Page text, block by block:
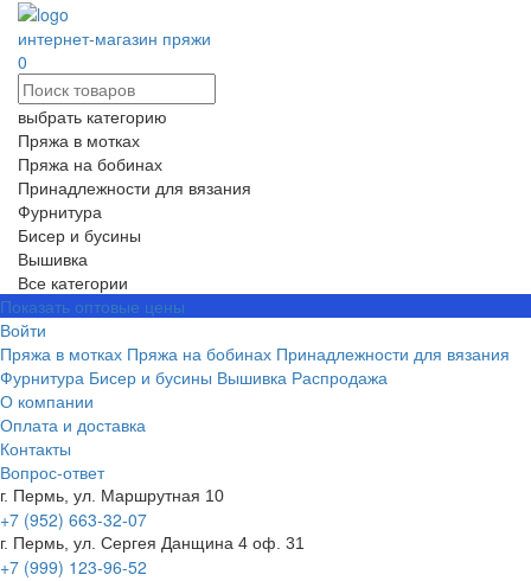
интернет-магазин пряжи
0
выбрать категорию
Пряжа в мотках
Пряжа на бобинах
Принадлежности для вязания
Фурнитура
Бисер и бусины
Вышивка
Все категории
Показать оптовые цены
Войти
Пряжа в мотках Пряжа на бобинах Принадлежности для вязания
Фурнитура Бисер и бусины Вышивка Распродажа
О компании
Оплата и доставка
Контакты
Вопрос-ответ
г. Пермь, ул. Маршрутная 10
+7 (952) 663-32-07
г. Пермь, ул. Сергея Данщина 4 оф. 31
+7 (999) 123-96-52